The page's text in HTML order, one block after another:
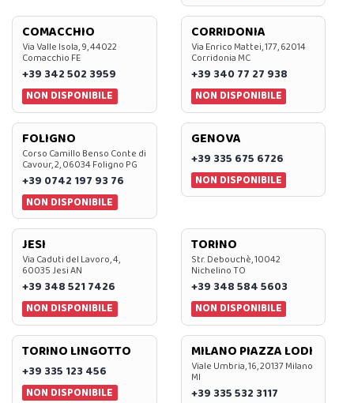
COMACCHIO
Via Valle Isola, 9, 44022
Comacchio FE
+39 342 502 3959
NON DISPONIBILE
CORRIDONIA
Via Enrico Mattei, 177, 62014
Corridonia MC
+39 340 77 27 938
NON DISPONIBILE
FOLIGNO
Corso Camillo Benso Conte di
Cavour, 2, 06034 Foligno PG
+39 0742 197 93 76
NON DISPONIBILE
GENOVA
+39 335 675 6726
NON DISPONIBILE
JESI
Via Caduti del Lavoro, 4,
60035 Jesi AN
+39 348 521 7426
NON DISPONIBILE
TORINO
Str. Debouchè, 10042
Nichelino TO
+39 348 584 5603
NON DISPONIBILE
TORINO LINGOTTO
+39 335 123 456
NON DISPONIBILE
MILANO PIAZZA LODI
Viale Umbria, 16, 20137 Milano
MI
+39 335 532 3117